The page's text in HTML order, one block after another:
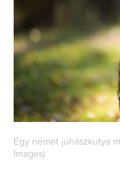
Egy német juhászkutya
Images)